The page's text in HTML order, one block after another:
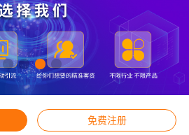
免费注册